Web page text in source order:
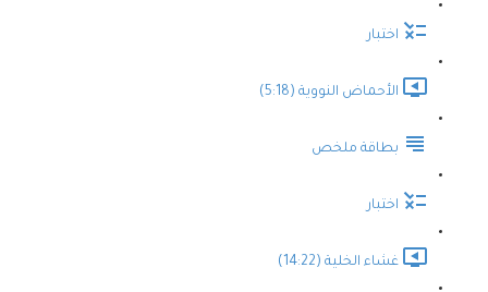
اختبار
الأحماض النووية (5:18)
بطاقة ملخص
اختبار
غشاء الخلية (14:22)